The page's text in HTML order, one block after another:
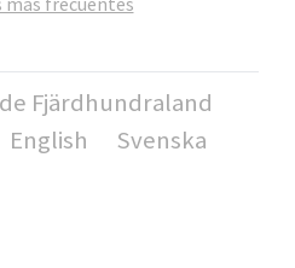
Fjärdhundraland
English Svenska